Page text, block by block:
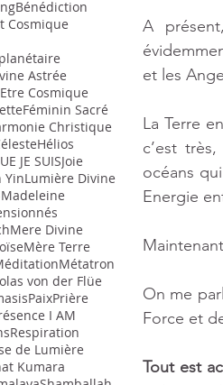
Bénédiction
Cosmique
Astrée
Etre Cosmique
Féminin Sacré
Christique
Hélios
JE SUISJoie
YinLumière Divine
Mere Divine
Mère Terre
Métatron
von der Flüe
PaixPrière
I AM
Respiration
de Lumière
Kumara
A
et les
La Terre
c’est
océans
Energie
On me
Force et
Tout est